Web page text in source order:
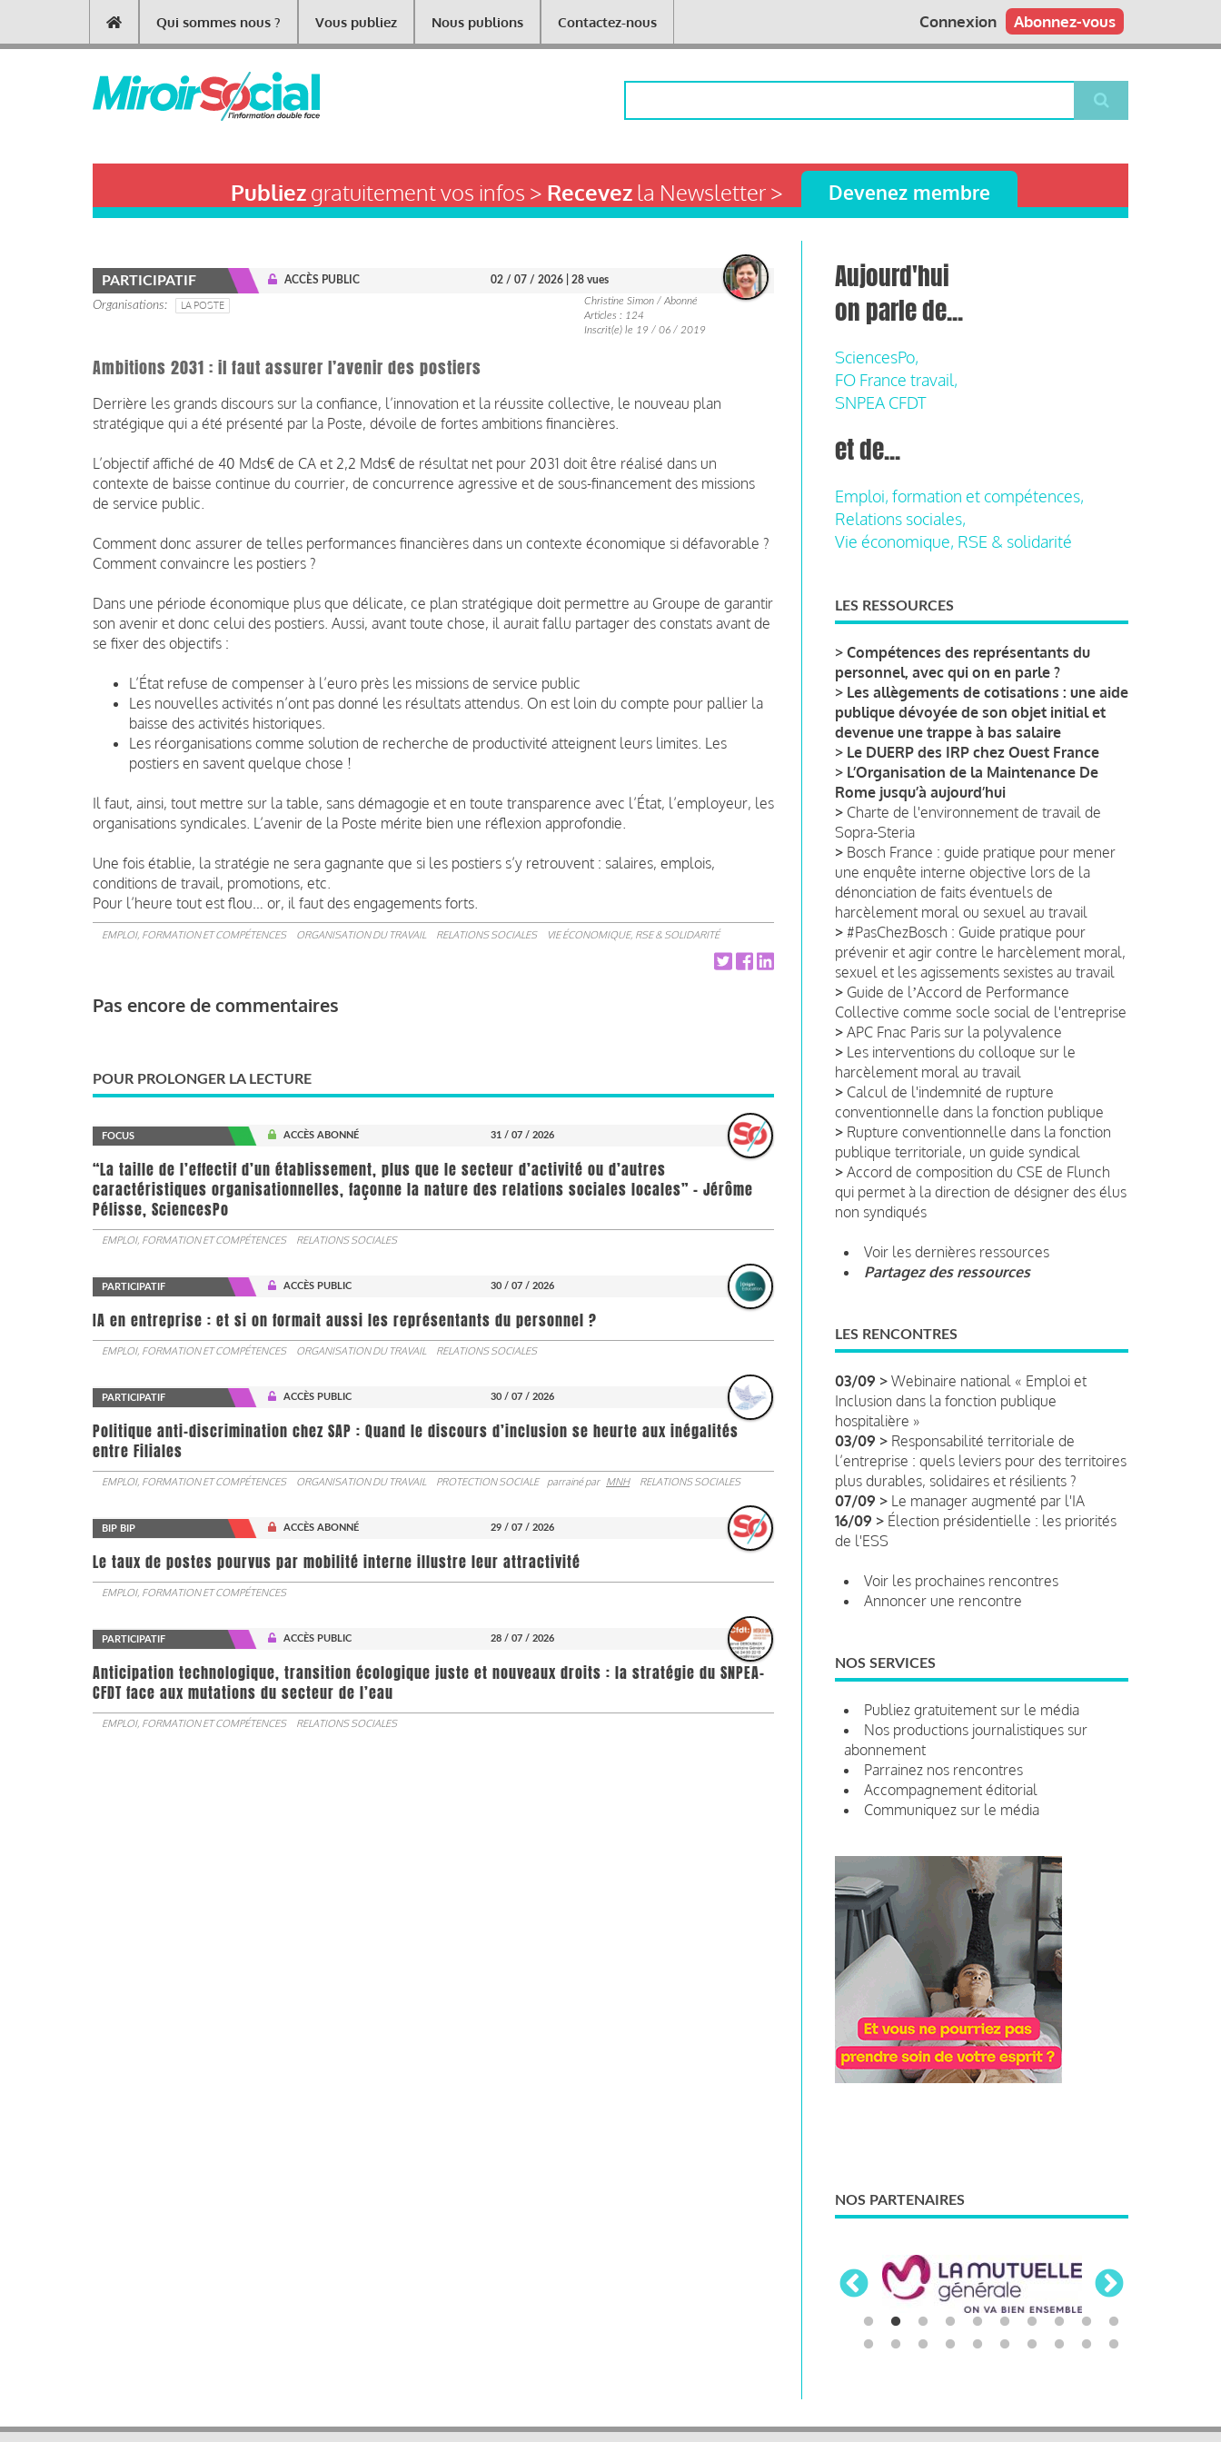
contenu
Main
navigation
Qui sommes nous ? Vous publiez Nous publions Contactez-nous Abonnez-vous
Connexion
Publiezgratuitement vos infos > Recevezla Newsletter > Devenez membre
PARTICIPATIF ACCÈS PUBLIC 02 / 07 / 2026 | 28 vues
Organisations LA POSTE
Christine Simon / Abonné
Articles : 124
Inscrit(e) le 19 / 06 / 2019
Ambitions 2031 : il faut assurer l’avenir des postiers
Derrière les grands discours sur la confiance, l’innovation et la réussite collective, le nouveau plan
stratégique qui a été présenté par la Poste, dévoile de fortes ambitions financières.
L’objectif affiché de 40 Mds€ de CA et 2,2 Mds€ de résultat net pour 2031 doit être réalisé dans un
contexte de baisse continue du courrier, de concurrence agressive et de sous-financement des missions
de service public.
Comment donc assurer de telles performances financières dans un contexte économique si défavorable ?
Comment convaincre les postiers ?
Dans une période économique plus que délicate, ce plan stratégique doit permettre au Groupe de garantir
son avenir et donc celui des postiers. Aussi, avant toute chose, il aurait fallu partager des constats avant de
se fixer des objectifs :
L’État refuse de compenser à l’euro près les missions de service public
Les nouvelles activités n’ont pas donné les résultats attendus. On est loin du compte pour pallier la
baisse des activités historiques.
Les réorganisations comme solution de recherche de productivité atteignent leurs limites. Les
postiers en savent quelque chose !
Il faut, ainsi, tout mettre sur la table, sans démagogie et en toute transparence avec l’État, l’employeur, les
organisations syndicales. L’avenir de la Poste mérite bien une réflexion approfondie.
Une fois établie, la stratégie ne sera gagnante que si les postiers s’y retrouvent : salaires, emplois,
conditions de travail, promotions, etc.
Pour l’heure tout est flou… or, il faut des engagements forts.
EMPLOI, FORMATION ET COMPÉTENCES ORGANISATION DU TRAVAIL RELATIONS SOCIALES VIE ÉCONOMIQUE, RSE & SOLIDARITÉ
Pas encore de commentaires
POUR PROLONGER LA LECTURE
FOCUS ACCÈS ABONNÉ 31 / 07 / 2026
“La taille de l’effectif d’un établissement, plus que le secteur d’activité ou d’autres
caractéristiques organisationnelles, façonne la nature des relations sociales locales” - Jérôme
Pélisse, SciencesPo
EMPLOI, FORMATION ET COMPÉTENCES RELATIONS SOCIALES
PARTICIPATIF ACCÈS PUBLIC 30 / 07 / 2026
IA en entreprise : et si on formait aussi les représentants du personnel ?
EMPLOI, FORMATION ET COMPÉTENCES ORGANISATION DU TRAVAIL RELATIONS SOCIALES
PARTICIPATIF ACCÈS PUBLIC 30 / 07 / 2026
Politique anti-discrimination chez SAP : Quand le discours d’inclusion se heurte aux inégalités
entre Filiales
EMPLOI, FORMATION ET COMPÉTENCES ORGANISATION DU TRAVAIL PROTECTION SOCIALE parrainé par MNH RELATIONS SOCIALES
BIP BIP ACCÈS ABONNÉ 29 / 07 / 2026
Le taux de postes pourvus par mobilité interne illustre leur attractivité
EMPLOI, FORMATION ET COMPÉTENCES
PARTICIPATIF ACCÈS PUBLIC 28 / 07 / 2026
Anticipation technologique, transition écologique juste et nouveaux droits : la stratégie du SNPEA-
CFDT face aux mutations du secteur de l’eau
EMPLOI, FORMATION ET COMPÉTENCES RELATIONS SOCIALES
Aujourd'hui
on parle de...
SciencesPo,
FO France travail,
SNPEA CFDT
et de...
Emploi, formation et compétences,
Relations sociales,
Vie économique, RSE & solidarité
LES RESSOURCES
> Compétences des représentants du
personnel, avec qui on en parle ?
> Les allègements de cotisations : une aide
publique dévoyée de son objet initial et
devenue une trappe à bas salaire
> Le DUERP des IRP chez Ouest France
> L’Organisation de la Maintenance De
Rome jusqu’à aujourd’hui
> Charte de l'environnement de travail de
Sopra-Steria
> Bosch France : guide pratique pour mener
une enquête interne objective lors de la
dénonciation de faits éventuels de
harcèlement moral ou sexuel au travail
> #PasChezBosch : Guide pratique pour
prévenir et agir contre le harcèlement moral,
sexuel et les agissements sexistes au travail
> Guide de lʼAccord de Performance
Collective comme socle social de l'entreprise
> APC Fnac Paris sur la polyvalence
> Les interventions du colloque sur le
harcèlement moral au travail
> Calcul de l'indemnité de rupture
conventionnelle dans la fonction publique
> Rupture conventionnelle dans la fonction
publique territoriale, un guide syndical
> Accord de composition du CSE de Flunch
qui permet à la direction de désigner des élus
non syndiqués
Voir les dernières ressources
Partagez des ressources
LES RENCONTRES
03/09 > Webinaire national « Emploi et
Inclusion dans la fonction publique
hospitalière »
03/09 > Responsabilité territoriale de
l’entreprise : quels leviers pour des territoires
plus durables, solidaires et résilients ?
07/09 > Le manager augmenté par l'IA
16/09 > Élection présidentielle : les priorités
de l'ESS
Voir les prochaines rencontres
Annoncer une rencontre
NOS SERVICES
Publiez gratuitement sur le média
Nos productions journalistiques sur
abonnement
Parrainez nos rencontres
Accompagnement éditorial
Communiquez sur le média
NOS PARTENAIRES